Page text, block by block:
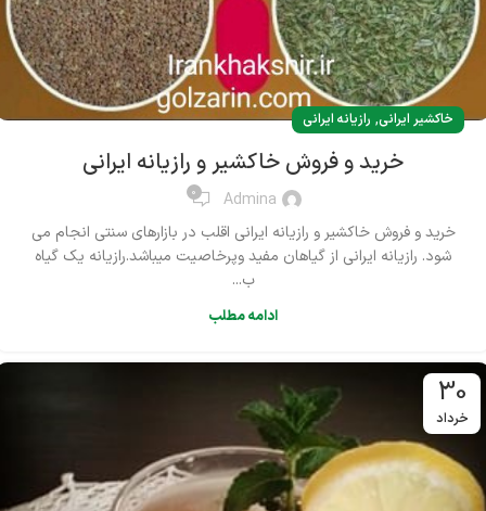
خاکشیر ایرانی, رازیانه ایرانی
خرید و فروش خاکشیر و رازیانه ایرانی
Admina
0
خرید و فروش خاکشیر و رازیانه ایرانی اقلب در بازارهای سنتی انجام می
شود. رازیانه ایرانی از گیاهان مفید وپرخاصیت میباشد.رازیانه یک گیاه
ب...
ادامه مطلب
30
خرداد